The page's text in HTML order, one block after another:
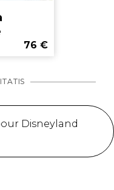
76 €
Disneyland